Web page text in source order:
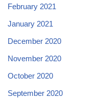
February 2021
January 2021
December 2020
November 2020
October 2020
September 2020